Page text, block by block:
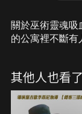
關於巫術靈魂吸
的公寓裡不斷有
著吸血鬼的傳說
沒有想得那麼簡
時貪念偷走了
其他人也看了